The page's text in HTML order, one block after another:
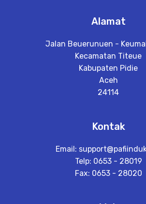
Alamat
Jalan Beuerunuen -
Kecamatan Titeue
Kabupaten Pidie
Aceh
24114
Kontak
Email:
Telp: 0653 - 28019
Fax: 0653 - 28020